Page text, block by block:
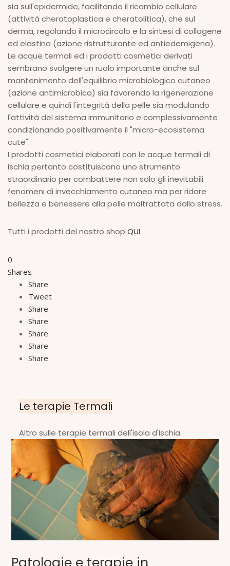
sia sull'epidermide, facilitando il ricambio cellulare
(attività cheratoplastica e cheratolitica), che sul
derma, regolando il microcircolo e la sintesi di collagene
ed elastina (azione ristrutturante ed antiedemigena).
Le acque termali ed i prodotti cosmetici derivati
sembrano svolgere un ruolo importante anche sul
mantenimento dell'equilibrio microbiologico cutaneo
(azione antimicrobica) sia favorendo la rigenerazione
cellulare e quindi l'integrità della pelle sia modulando
l'attività del sistema immunitario e complessivamente
condizionando positivamente il "micro-ecosistema
cute".
I prodotti cosmetici elaborati con le acque termali di
Ischia pertanto costituiscono uno strumento
straordinario per combattere non solo gli inevitabili
fenomeni di invecchiamento cutaneo ma per ridare
bellezza e benessere alla pelle maltrattata dallo stress.
Tutti i prodotti del nostro shop QUI
0
Shares
Share
Tweet
Share
Share
Share
Share
Share
Le terapie Termali
Altro sulle terapie termali dell'isola d'Ischia